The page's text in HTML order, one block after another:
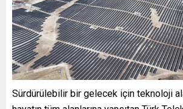
Sürdürülebilir bir gelecek için teknoloji